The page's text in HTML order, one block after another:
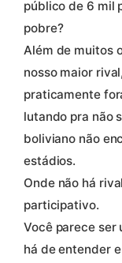
público de 6 mil
pobre?
Além de muitos
nosso maior
praticamente
lutando pra não
boliviano não
estádios.
Onde não há
participativo.
Você parece ser
há de entender